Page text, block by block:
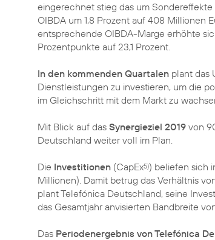
eingerechnet stieg das um
OIBDA um 1,8 Prozent auf 408 Millionen
entsprechende OIBDA-Marge erhöhte
Prozentpunkte auf 23,1 Prozent.
In den kommenden Quartalen plant das
Dienstleistungen zu investieren, um die
im Gleichschritt mit dem Markt zu
Mit Blick auf das Synergieziel 2019 von
Deutschland weiter voll im Plan.
Die Investitionen (CapEx5)) beliefen sich
Millionen). Damit betrug das Verhältnis
plant Telefónica Deutschland, seine
das Gesamtjahr anvisierten Bandbreite
Das Periodenergebnis von Telefónica